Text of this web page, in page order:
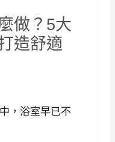
做？5大
造舒適
，浴室早已不